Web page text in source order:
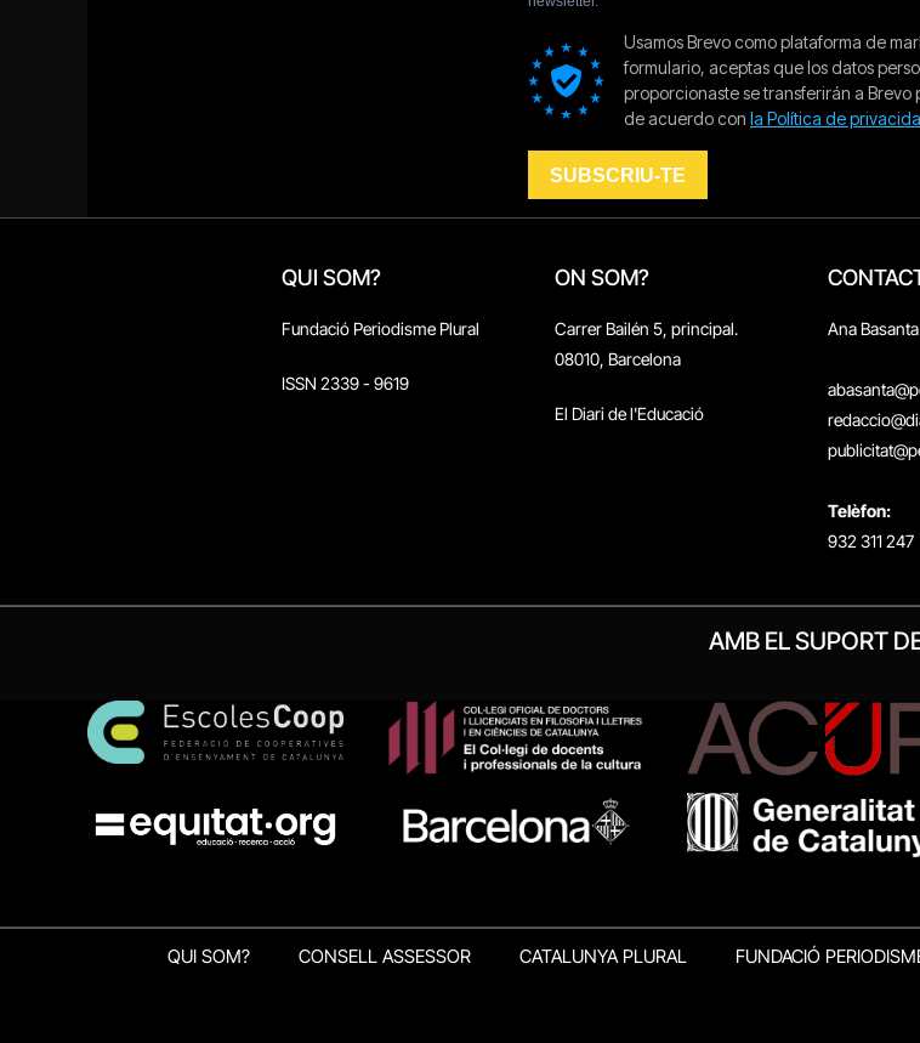
QUI SOM?
Fundació Periodisme Plural
ISSN 2339 - 9619
ON SOM?
Carrer Bailén 5, principal.
08010, Barcelona
El Diari de l'Educació
Ana Basanta
Telèfon:
932 311 247
AMB EL SUPORT
QUI SOM? CONSELL ASSESSOR CATALUNYA PLURAL FUNDACIÓ